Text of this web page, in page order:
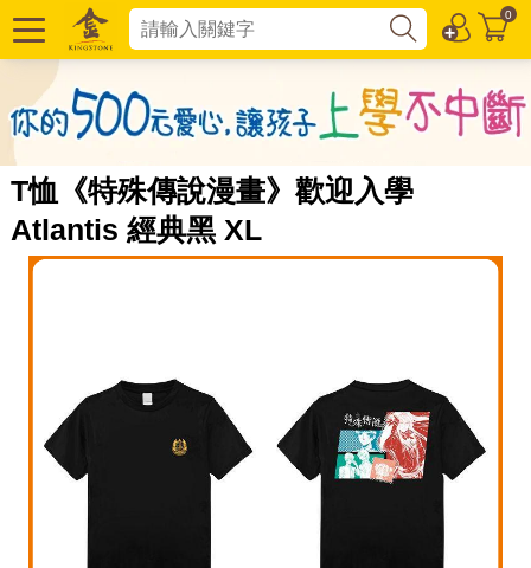
0
T恤《特殊傳說漫畫》歡迎入學
Atlantis 經典黑 XL